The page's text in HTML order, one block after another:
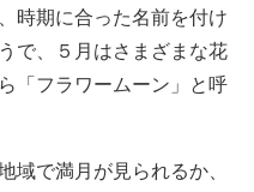
時期に合った名前を付け
で、５月はさまざまな花
「フラワームーン」と呼
で満月が見られるか、